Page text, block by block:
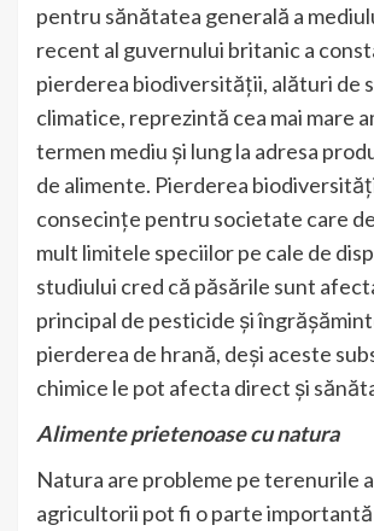
pentru sănătatea generală a
recent al guvernului britanic a
pierderea biodiversității, alături de
climatice, reprezintă cea mai mare
termen mediu și lung la adresa
de alimente. Pierderea
consecințe pentru societate care
mult limitele speciilor pe cale de
studiului cred că păsările sunt
principal de pesticide și
pierderea de hrană, deși aceste
chimice le pot afecta direct și
Alimente prietenoase cu natura
Natura are probleme pe terenurile
agricultorii pot fi o parte